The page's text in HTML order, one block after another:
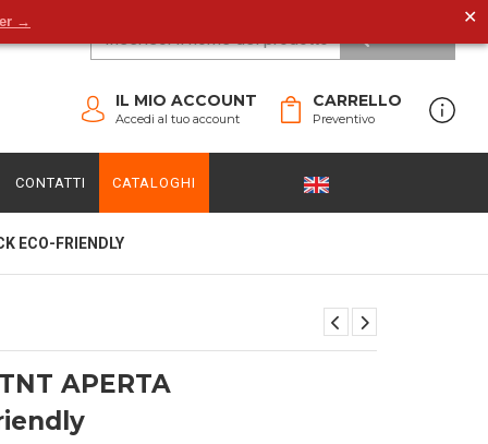
→ ✕
CARRELLO
Preventivo
IL MIO ACCOUNT
Accedi al tuo account
CONTATTI CATALOGHI
ECO-FRIENDLY
APERTA